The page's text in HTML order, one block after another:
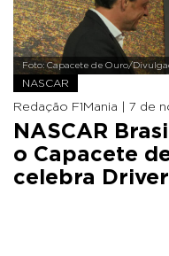
Foto: Capacete de Ouro/
NASCAR
Redação F1Mania | 7 de
NASCAR
o Capacete
celebra